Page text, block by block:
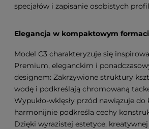
specjałów i zapisanie osobistych
Elegancja w kompaktowym
Model C3 charakteryzuje się
Premium, eleganckim i
designem: Zakrzywione struktury
wodę i podkreślają chromowaną
Wypukło-wklęsły przód nawiązuje
harmonijnie podkreśla cechy
Dzięki wyrazistej estetyce,